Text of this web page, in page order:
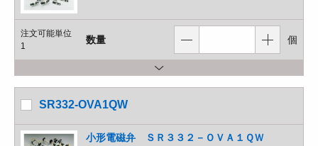
注文可能単位
1
数量 個
SR332-OVA1QW
小形電磁弁 ＳＲ３３２－ＯＶＡ１ＱＷ